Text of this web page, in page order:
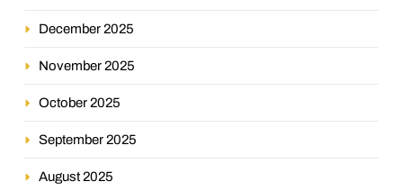
December 2025
November 2025
October 2025
September 2025
August 2025